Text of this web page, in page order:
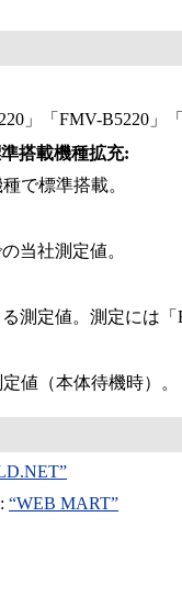
」「FMV-B5220」
搭載機種拡充:
で標準搭載。
当社測定値。
測定値。測定には「
値（本体待機時）。
“WEB MART”